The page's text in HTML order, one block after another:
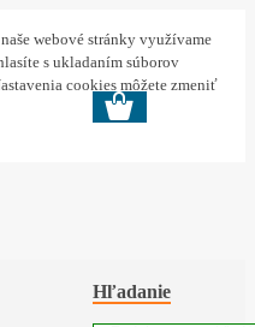
webové stránky využívame
s ukladaním súborov
cookies môžete zmeniť
Hľadanie